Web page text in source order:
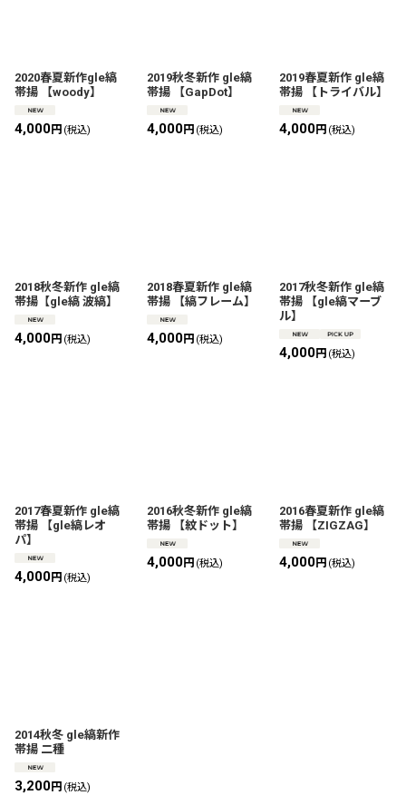
2020春夏新作gle縞
帯揚 【woody】
4,000円 (税込)
2019秋冬新作 gle縞
帯揚 【GapDot】
4,000円 (税込)
2019春夏新作 gle縞
帯揚 【トライバル】
4,000円 (税込)
2018秋冬新作 gle縞
帯揚【gle縞 波縞】
4,000円 (税込)
2018春夏新作 gle縞
帯揚 【縞フレーム】
4,000円 (税込)
2017秋冬新作 gle縞
帯揚 【gle縞マーブ
ル】
4,000円 (税込)
2017春夏新作 gle縞
帯揚 【gle縞レオ
パ】
4,000円 (税込)
2016秋冬新作 gle縞
帯揚 【紋ドット】
4,000円 (税込)
2016春夏新作 gle縞
帯揚 【ZIGZAG】
4,000円 (税込)
2014秋冬 gle縞新作
帯揚 二種
3,200円 (税込)